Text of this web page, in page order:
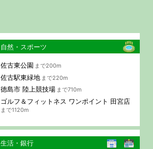
自然・スポーツ
佐古東公園 まで200m
佐古駅東緑地 まで220m
徳島市 陸上競技場 まで710m
ゴルフ＆フィットネス ワンポイント 田宮店
まで1120m
生活・銀行